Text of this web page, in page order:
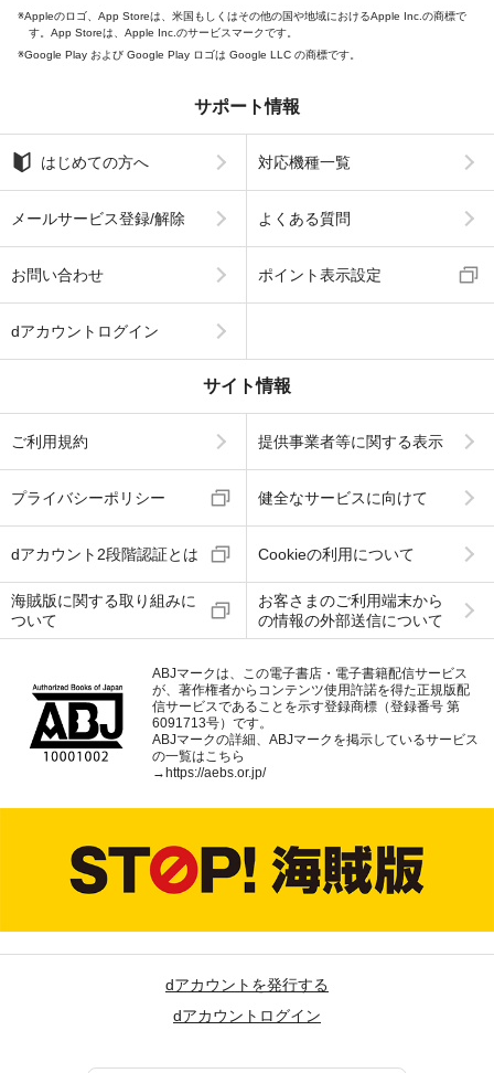
Appleのロゴ、App Storeは、米国もしくはその他の国や地域におけるApple Inc.の商標で
す。App Storeは、Apple Inc.のサービスマークです。
Google Play および Google Play ロゴは Google LLC の商標です。
サポート情報
はじめての方へ 対応機種一覧
メールサービス登録/解除 よくある質問
お問い合わせ ポイント表示設定
dアカウントログイン
サイト情報
ご利用規約 提供事業者等に関する表示
プライバシーポリシー 健全なサービスに向けて
dアカウント2段階認証とは Cookieの利用について
海賊版に関する取り組みに
ついて
お客さまのご利用端末から
の情報の外部送信について
ABJマークは、この電子書店・電子書籍配信サービス
が、著作権者からコンテンツ使用許諾を得た正規版配
信サービスであることを示す登録商標（登録番号 第
6091713号）です。
ABJマークの詳細、ABJマークを掲示しているサービス
の一覧はこちら
→https://aebs.or.jp/
dアカウントを発行する
dアカウントログイン